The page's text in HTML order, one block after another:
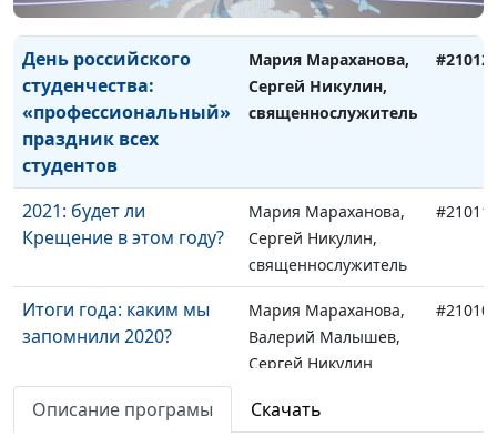
священнослужитель
День российского
студенчества:
«профессиональный»
праздник всех
студентов
Мария Мараханова,
Сергей Никулин,
священнослужитель
2021: будет ли
Крещение в этом году?
Мария Мараханова,
Сергей Никулин,
священнослужитель
Итоги года: каким мы
запомнили 2020?
Мария Мараханова,
Валерий Малышев,
Сергей Никулин
Рождество: праздник
Мария Мараханова,
Сергей Никулин,
Описание програмы Скачать